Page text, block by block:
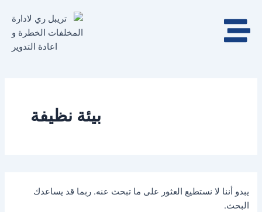
المحتوى
بيئة نظيفة
يبدو أننا لا نستطيع العثور على ما تبحث عنه. ربما قد يساعدك
البحث.
عن: